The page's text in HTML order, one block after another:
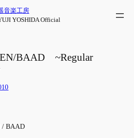
音楽工房
YOSHIDA Official
BAAD ~Regular
/ BAAD